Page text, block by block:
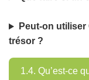
Peut-on
trésor ?
1.4. Qu’est-ce